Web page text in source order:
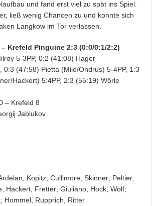
und fand erst viel zu spät ins Spiel.
ließ wenig Chancen zu und konnte sich
Langkow im Tor verlassen.
Krefeld Pinguine 2:3 (0:0/0:1/2:2)
5-3PP, 0:2 (41:08) Hager
0:3 (47:58) Pietta (Milo/Ondrus) 5-4PP, 1:3
Hackert) 5:4PP, 2:3 (55:19) Wörle
– Krefeld 8
Jablukov
Kopitz; Cullimore, Skinner; Peltier,
Hackert, Fretter; Giuliano, Hock, Wolf;
Hommel, Rupprich, Ritter